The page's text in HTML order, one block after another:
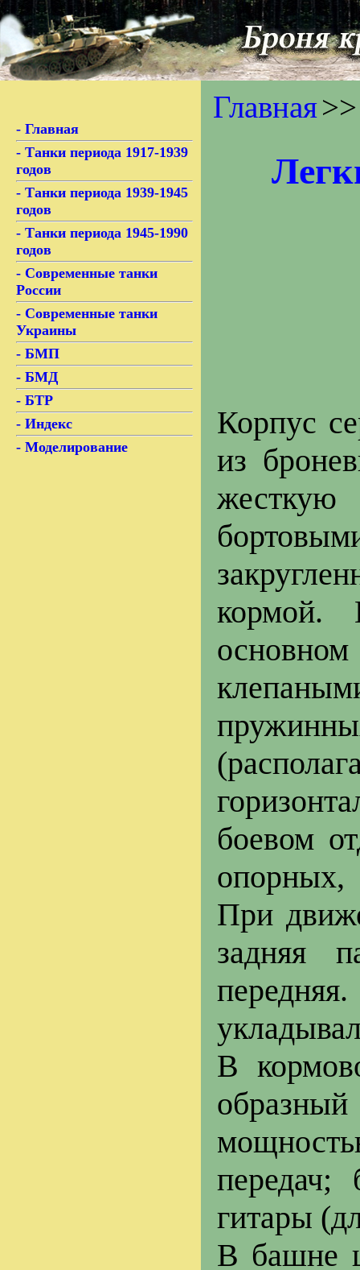
- Главная
- Танки периода 1917-1939
годов
- Танки периода 1939-1945
годов
- Танки периода 1945-1990
годов
- Современные танки
России
- Современные танки
Украины
- БМП
- БМД
- БТР
- Индекс
- Моделирование
Главная>>
Корпус
из
кормой.
боевом
опорных,
При
задняя
В
передач;
гитары
В башне